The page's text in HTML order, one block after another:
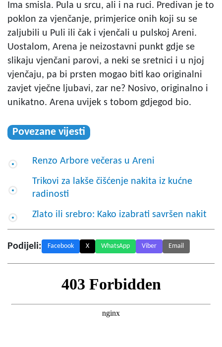
Ima smisla. Pula u srcu, ali i na ruci. Predivan je to
poklon za vjenčanje, primjerice onih koji su se
zaljubili u Puli ili čak i vjenčali u pulskoj Areni.
Uostalom, Arena je neizostavni punkt gdje se
slikaju vjenčani parovi, a neki se sretnici i u njoj
vjenčaju, pa bi prsten mogao biti kao originalni
zavjet vječne ljubavi, zar ne? Nosivo, originalno i
unikatno. Arena uvijek s tobom gdjegod bio.
Povezane vijesti
Renzo Arbore večeras u Areni
Trikovi za lakše čišćenje nakita iz kućne
radinosti
Zlato ili srebro: Kako izabrati savršen nakit
Podijeli: Facebook X WhatsApp Viber Email